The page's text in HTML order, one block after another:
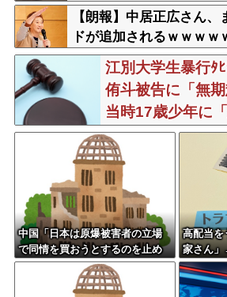
【朗報】中居正広さん
ドが追加されるｗｗｗｗ
江別大学生暴行ﾀ
侑斗被告に「無
当時17歳少年に
判決
中国「日本は原爆被害者の立場
で同情を買おうとするのを止め
ろ」
高配当を
家さん
務超過